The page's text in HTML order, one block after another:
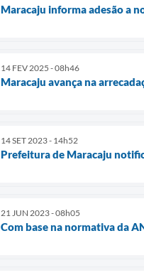
Maracaju informa adesão a
14 FEV 2025 - 08h46
Maracaju avança na
14 SET 2023 - 14h52
Prefeitura de Maracaju
21 JUN 2023 - 08h05
Com base na normativa da